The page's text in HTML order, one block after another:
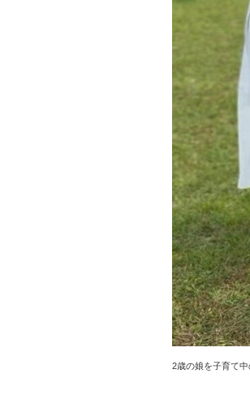
2歳の娘を子育て